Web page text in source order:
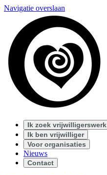
Navigatie overslaan
Ik zoek vrijwilligerswerk
Ik ben vrijwilliger
Voor organisaties
Nieuws
Contact